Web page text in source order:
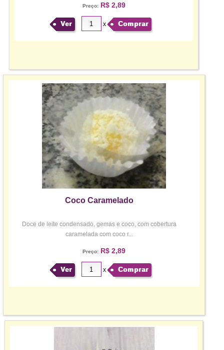
Preço:R$ 2,89
Ver x Comprar
Coco Caramelado
Doce de leite condensado, gemas e coco, com cobertura
caramelada com coco r...
Preço:R$ 2,89
Ver x Comprar